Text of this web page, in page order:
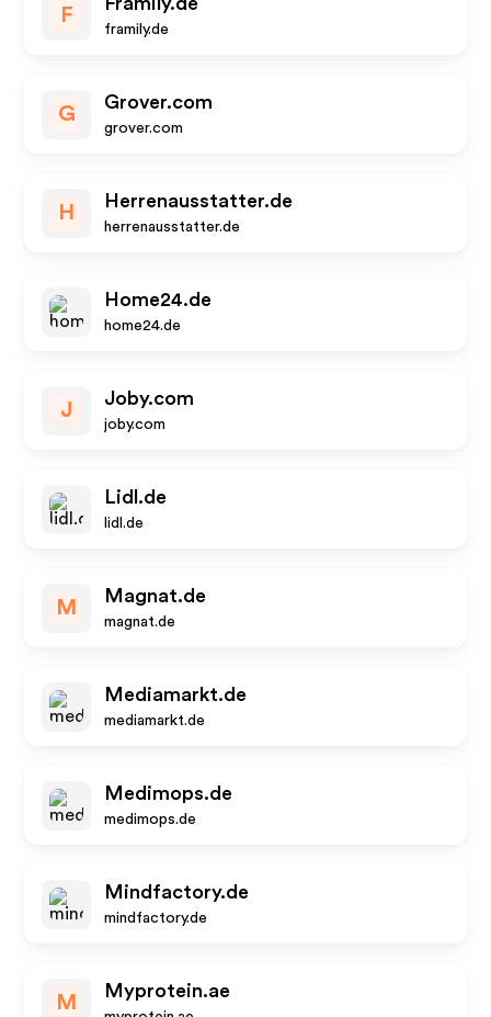
F
framily.de
G
Grover.com
grover.com
H
Herrenausstatter.de
herrenausstatter.de
Home24.de
home24.de
J
Joby.com
joby.com
Lidl.de
lidl.de
M
Magnat.de
magnat.de
Mediamarkt.de
mediamarkt.de
Medimops.de
medimops.de
Mindfactory.de
mindfactory.de
M
Myprotein.ae